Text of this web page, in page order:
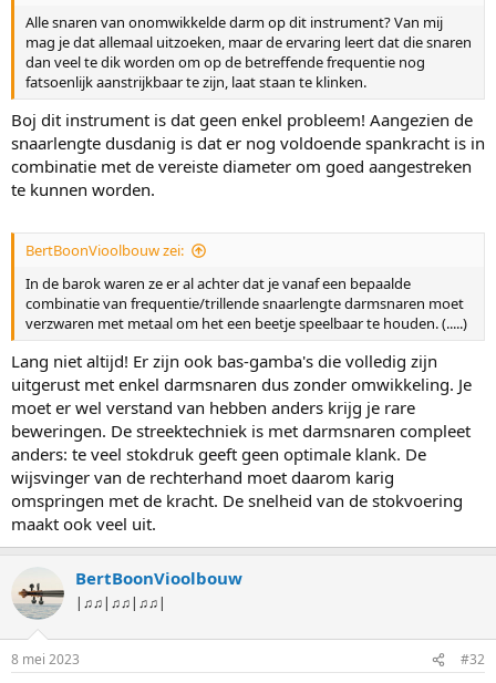
Alle snaren van onomwikkelde darm op dit instrument? Van mij
mag je dat allemaal uitzoeken, maar de ervaring leert dat die snaren
dan veel te dik worden om op de betreffende frequentie nog
fatsoenlijk aanstrijkbaar te zijn, laat staan te klinken.
Boj dit instrument is dat geen enkel probleem! Aangezien de
snaarlengte dusdanig is dat er nog voldoende spankracht is in
combinatie met de vereiste diameter om goed aangestreken
te kunnen worden.
BertBoonVioolbouw zei:
In de barok waren ze er al achter dat je vanaf een bepaalde
combinatie van frequentie/trillende snaarlengte darmsnaren moet
verzwaren met metaal om het een beetje speelbaar te houden. (.....)
Lang niet altijd! Er zijn ook bas-gamba's die volledig zijn
uitgerust met enkel darmsnaren dus zonder omwikkeling. Je
moet er wel verstand van hebben anders krijg je rare
beweringen. De streektechniek is met darmsnaren compleet
anders: te veel stokdruk geeft geen optimale klank. De
wijsvinger van de rechterhand moet daarom karig
omspringen met de kracht. De snelheid van de stokvoering
maakt ook veel uit.
BertBoonVioolbouw
|♫♫|♫♫|♫♫|
8 mei 2023 #32